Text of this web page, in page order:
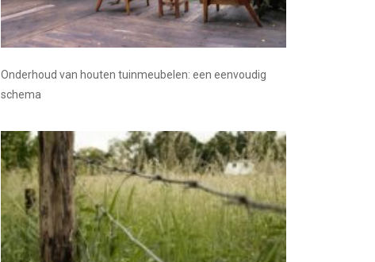
Onderhoud van houten tuinmeubelen: een eenvoudig
schema